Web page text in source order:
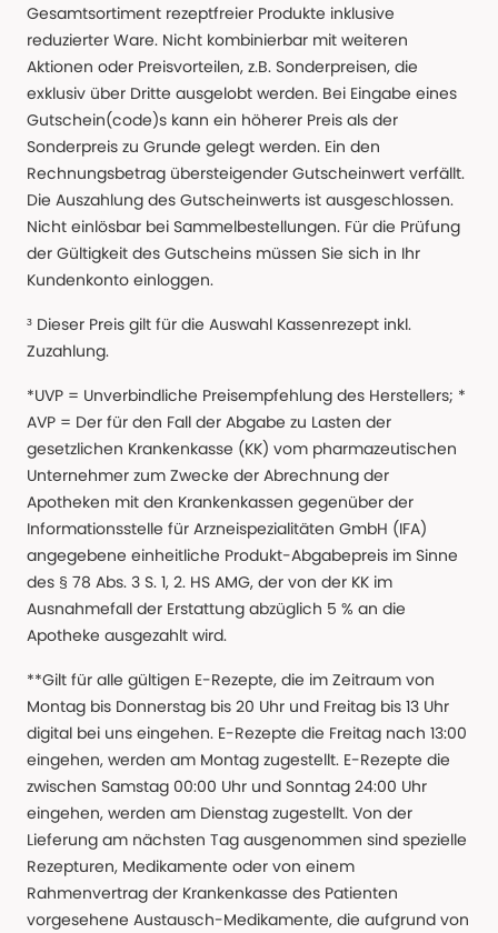
Gesamtsortiment rezeptfreier Produkte inklusive
reduzierter Ware. Nicht kombinierbar mit weiteren
Aktionen oder Preisvorteilen, z.B. Sonderpreisen, die
exklusiv über Dritte ausgelobt werden. Bei Eingabe eines
Gutschein(code)s kann ein höherer Preis als der
Sonderpreis zu Grunde gelegt werden. Ein den
Rechnungsbetrag übersteigender Gutscheinwert verfällt.
Die Auszahlung des Gutscheinwerts ist ausgeschlossen.
Nicht einlösbar bei Sammelbestellungen. Für die Prüfung
der Gültigkeit des Gutscheins müssen Sie sich in Ihr
Kundenkonto einloggen.
³ Dieser Preis gilt für die Auswahl Kassenrezept inkl.
Zuzahlung.
*UVP = Unverbindliche Preisempfehlung des Herstellers; *
AVP = Der für den Fall der Abgabe zu Lasten der
gesetzlichen Krankenkasse (KK) vom pharmazeutischen
Unternehmer zum Zwecke der Abrechnung der
Apotheken mit den Krankenkassen gegenüber der
Informationsstelle für Arzneispezialitäten GmbH (IFA)
angegebene einheitliche Produkt-Abgabepreis im Sinne
des § 78 Abs. 3 S. 1, 2. HS AMG, der von der KK im
Ausnahmefall der Erstattung abzüglich 5 % an die
Apotheke ausgezahlt wird.
**Gilt für alle gültigen E-Rezepte, die im Zeitraum von
Montag bis Donnerstag bis 20 Uhr und Freitag bis 13 Uhr
digital bei uns eingehen. E-Rezepte die Freitag nach 13:00
eingehen, werden am Montag zugestellt. E-Rezepte die
zwischen Samstag 00:00 Uhr und Sonntag 24:00 Uhr
eingehen, werden am Dienstag zugestellt. Von der
Lieferung am nächsten Tag ausgenommen sind spezielle
Rezepturen, Medikamente oder von einem
Rahmenvertrag der Krankenkasse des Patienten
vorgesehene Austausch-Medikamente, die aufgrund von